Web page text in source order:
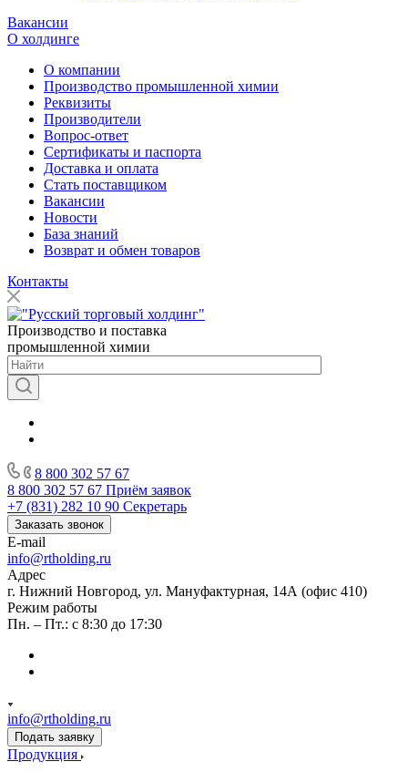
Вакансии
О холдинге
О компании
Производство промышленной химии
Реквизиты
Производители
Вопрос-ответ
Сертификаты и паспорта
Доставка и оплата
Стать поставщиком
Вакансии
Новости
База знаний
Возврат и обмен товаров
Контакты
Производство и поставка
промышленной химии
8 800 302 57 67
8 800 302 57 67 Приём заявок
+7 (831) 282 10 90 Секретарь
Заказать звонок
E-mail
info@rtholding.ru
Адрес
г. Нижний Новгород, ул. Мануфактурная, 14А (офис 410)
Режим работы
Пн. – Пт.: с 8:30 до 17:30
info@rtholding.ru
Подать заявку
Продукция